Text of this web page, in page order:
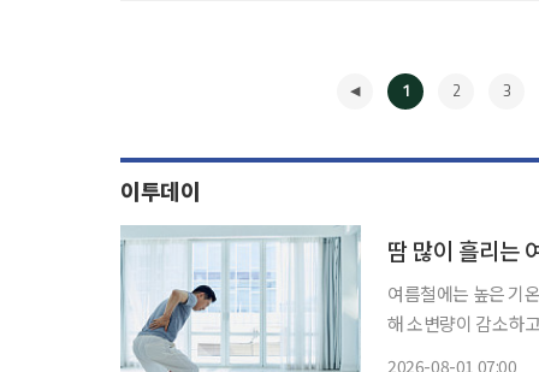
1 2 3
이투데이
땀 많이 흘리는
여름철에는 높은 기
해 소변량이 감소하
2026-08-01 07:00